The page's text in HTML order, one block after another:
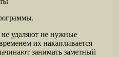
не удаляют не нужные
их накапливается
занимать заметный